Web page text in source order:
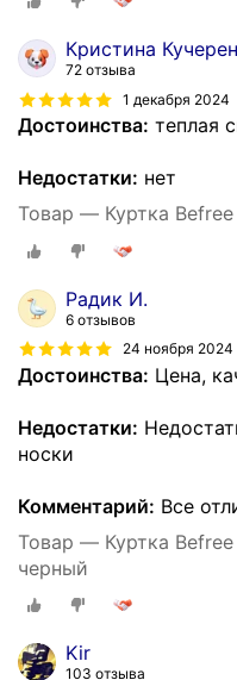
Кристина
72 отзыва
1 декабря 2024
Достоинства: теплая
Недостатки: нет
Товар — Куртка
Радик И.
6 отзывов
24 ноября 2024
Достоинства: Цена,
Недостатки:
носки
Комментарий: Все
Товар — Куртка
черный
Kir
103 отзыва